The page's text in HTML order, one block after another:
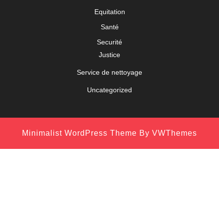
Equitation
Santé
Securité
Justice
Service de nettoyage
Uncategorized
Minimalist WordPress Theme By VWThemes